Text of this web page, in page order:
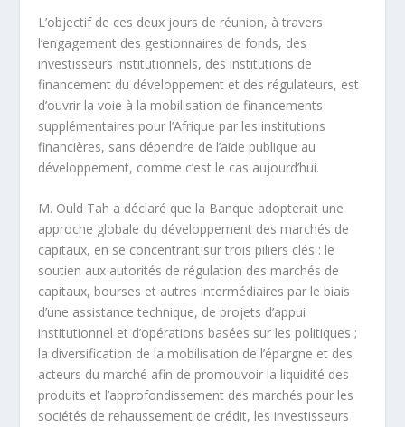
L’objectif de ces deux jours de réunion, à travers
l’engagement des gestionnaires de fonds, des
investisseurs institutionnels, des institutions de
financement du développement et des régulateurs, est
d’ouvrir la voie à la mobilisation de financements
supplémentaires pour l’Afrique par les institutions
financières, sans dépendre de l’aide publique au
développement, comme c’est le cas aujourd’hui.
M. Ould Tah a déclaré que la Banque adopterait une
approche globale du développement des marchés de
capitaux, en se concentrant sur trois piliers clés : le
soutien aux autorités de régulation des marchés de
capitaux, bourses et autres intermédiaires par le biais
d’une assistance technique, de projets d’appui
institutionnel et d’opérations basées sur les politiques ;
la diversification de la mobilisation de l’épargne et des
acteurs du marché afin de promouvoir la liquidité des
produits et l’approfondissement des marchés pour les
sociétés de rehaussement de crédit, les investisseurs